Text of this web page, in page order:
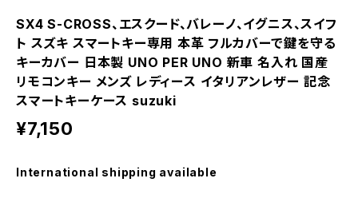
SX4 S-CROSS、エスクード、バレーノ、イグニス、スイフ
ト スズキ スマートキー専用 本革 フルカバーで鍵を守る
キーカバー 日本製 UNO PER UNO 新車 名入れ 国産
リモコンキー メンズ レディース イタリアンレザー 記念
スマートキーケース suzuki
¥7,150
International shipping available